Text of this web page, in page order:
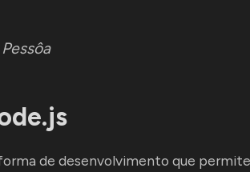
de desenvolvimento que